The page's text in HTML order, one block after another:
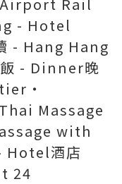
- Hotel
- Hang Hang
- Dinner晚
Massage
with
Hotel酒店
24